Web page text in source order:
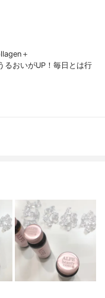
＋
いがUP！毎日とは行